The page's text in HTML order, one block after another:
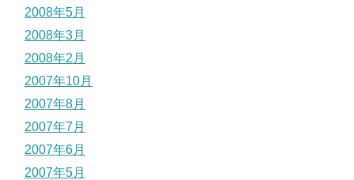
2008年5月
2008年3月
2008年2月
2007年10月
2007年8月
2007年7月
2007年6月
2007年5月